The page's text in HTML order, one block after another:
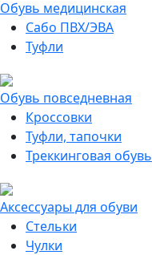
Обувь медицинская
Сабо ПВХ/ЭВА
Туфли
Обувь повседневная
Кроссовки
Туфли, тапочки
Треккинговая обувь
Аксессуары для обуви
Стельки
Чулки